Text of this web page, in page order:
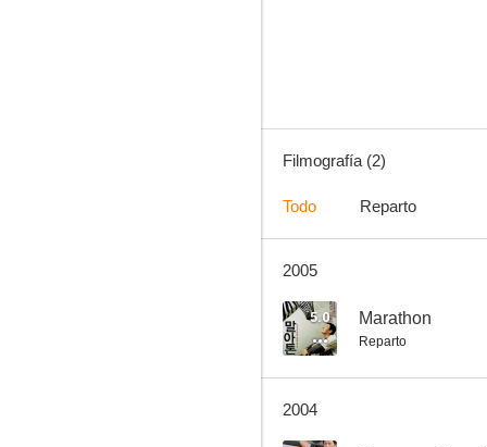
Filmografía (2)
Todo Reparto
2005
5.0 Marathon
Reparto
2004